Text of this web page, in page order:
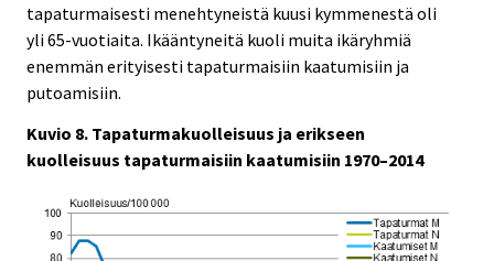
tapaturmaisesti menehtyneistä kuusi kymmenestä oli
yli 65-vuotiaita. Ikääntyneitä kuoli muita ikäryhmiä
enemmän erityisesti tapaturmaisiin kaatumisiin ja
putoamisiin.
Kuvio 8. Tapaturmakuolleisuus ja erikseen
kuolleisuus tapaturmaisiin kaatumisiin 1970–2014